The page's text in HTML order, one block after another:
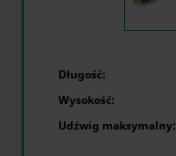
Długość:
Wysokość:
Udźwig maksymalny: